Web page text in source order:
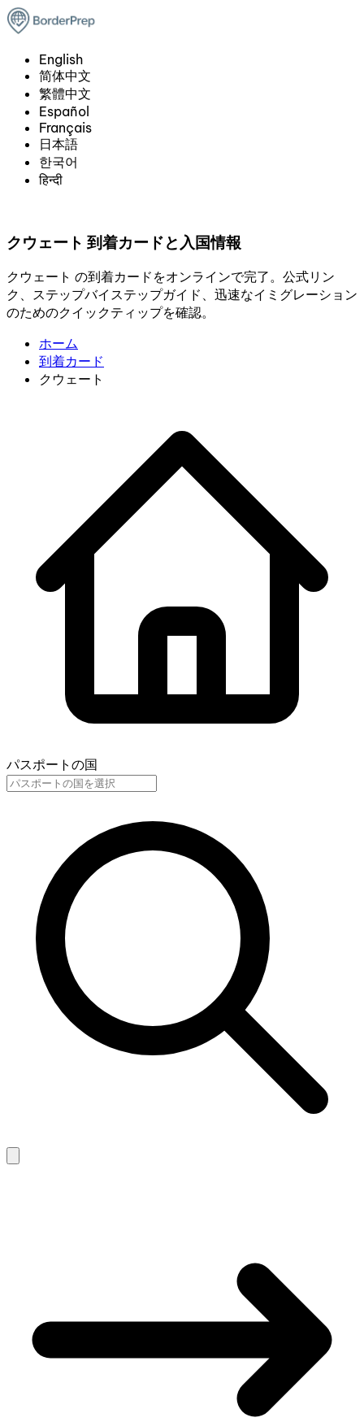
English
简体中文
繁體中文
Español
Français
日本語
한국어
हिन्दी
クウェート 到着カードと入国情報
クウェート の到着カードをオンラインで完了。公式リン
ク、ステップバイステップガイド、迅速なイミグレーション
のためのクイックティップを確認。
ホーム
到着カード
クウェート
パスポートの国